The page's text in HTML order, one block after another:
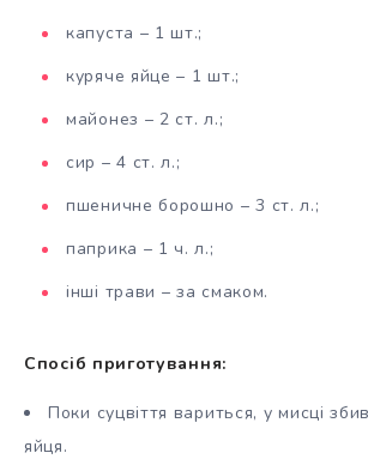
капуста – 1 шт.;
куряче яйце – 1 шт.;
майонез – 2 ст. л.;
сир – 4 ст. л.;
пшеничне борошно – 3 ст. л.;
паприка – 1 ч. л.;
інші трави – за смаком.
Спосіб приготування:
Поки суцвіття вариться, у мисці
яйця.